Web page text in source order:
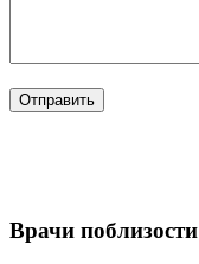
Врачи поблизости